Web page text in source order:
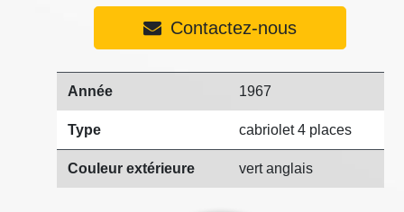
Contactez-nous
Année 1967
Type cabriolet 4 places
Couleur extérieure vert anglais